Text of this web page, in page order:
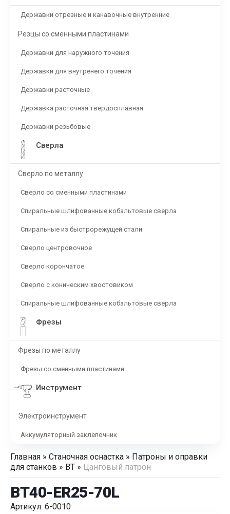
Державки отрезные и канавочные внутренние
Резцы со сменными пластинами
Державки для наружного точения
Державки для внутренего точения
Державки расточные
Державка расточная твердосплавная
Державки резьбовые
Сверла
Сверло по металлу
Сверло со сменными пластинами
Спиральные шлифованные кобальтовые сверла
Спиральные из быстрорежущей стали
Сверло центровочное
Сверло корончатое
Сверло с коническим хвостовиком
Спиральные шлифованные кобальтовые сверла
Фрезы
Фрезы по металлу
Фрезы со сменными пластинами
Инструмент
Электроинструмент
Аккумуляторный заклепочник
Главная » Станочная оснастка » Патроны и оправки
для станков » BT » Цанговый патрон
BT40-ER25-70L
Артикул: 6-0010